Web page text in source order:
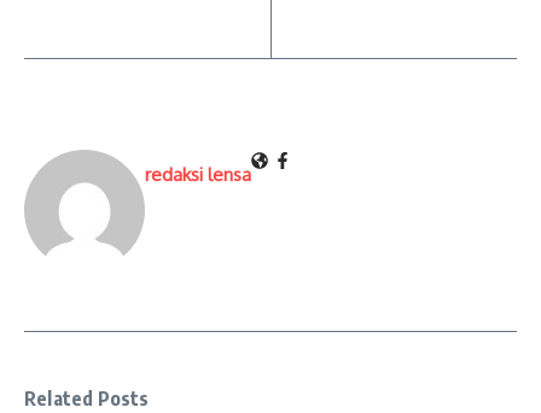
redaksi lensa
Related Posts